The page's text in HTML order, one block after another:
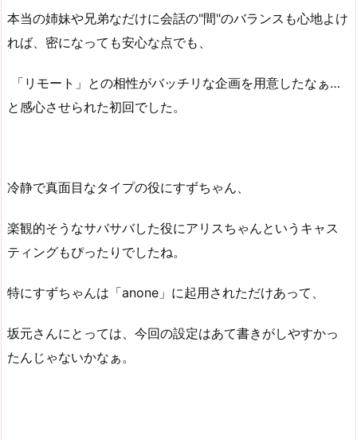
本当の姉妹や兄弟なだけに会話の"間"のバランスも心地よけ
れば、密になっても安心な点でも、
「リモート」との相性がバッチリな企画を用意したなぁ…
と感心させられた初回でした。
冷静で真面目なタイプの役にすずちゃん、
楽観的そうなサバサバした役にアリスちゃんというキャス
ティングもぴったりでしたね。
特にすずちゃんは「anone」に起用されただけあって、
坂元さんにとっては、今回の設定はあて書きがしやすかっ
たんじゃないかなぁ。